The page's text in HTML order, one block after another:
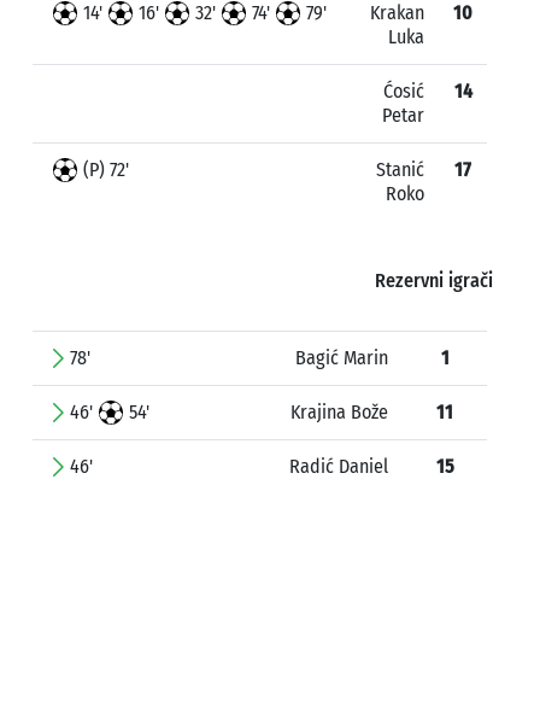
14' 16' 32' 74' 79'
Krakan
Luka
10
Ćosić
Petar
14
(P) 72'
Stanić
Roko
17
Rezervni igrači
78' Bagić Marin 1
46' 54' Krajina Bože 11
46' Radić Daniel 15